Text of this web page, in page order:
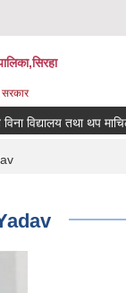
विद्यालय तथा थप